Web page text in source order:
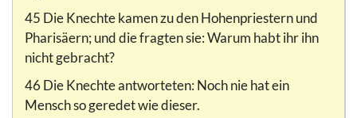
45 Die Knechte kamen zu den Hohenpriestern und
Pharisäern; und die fragten sie: Warum habt ihr ihn
nicht gebracht?
46 Die Knechte antworteten: Noch nie hat ein
Mensch so geredet wie dieser.